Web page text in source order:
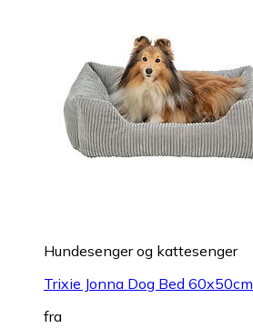
Hundesenger og kattesenger
Trixie Jonna Dog Bed 60x50cm
fra